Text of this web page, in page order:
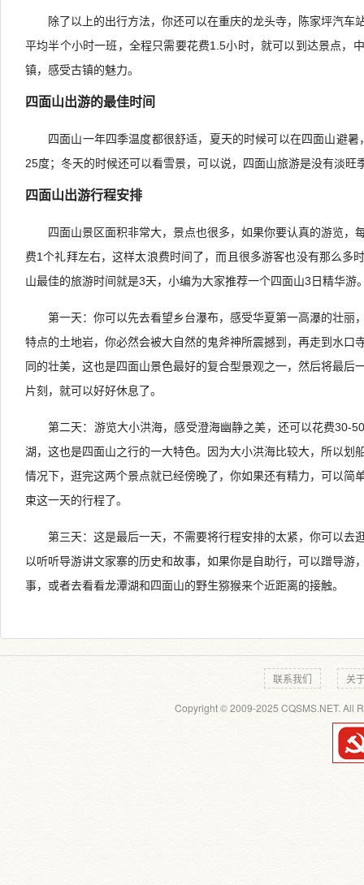
除了以上的出行方法，你还可以在重庆的龙头寺，陈家坪汽车
平均半个小时一班，全程只需要花费1.5小时，就可以到达景点，
镇，感受古镇的魅力。
四面山出游的最佳时间
四面山一年四季温度都很舒适，夏天的时候可以在四面山避
25度；冬天的时候还可以看雪景，可以说，四面山旅游是没有淡旺
四面山出游行程安排
四面山景区面积非常大，景点也很多，如果你要认真的游览，
费1个礼拜左右，这样太浪费时间了，而且很多游客也没有那么多
山最佳的旅游时间就是3天，小编为大家推荐一个四面山3日精华游
第一天：你可以先去看望乡台瀑布，感受华夏第一高瀑的壮丽
特点的土地岩，你必然会被大自然的鬼斧神所震撼到，再走到水口
同的壮美，这也是四面山景色最好的复合型景观之一，然后将最后
片刻，就可以好好休息了。
第二天：游览大小洪海，感受澄海幽静之美，还可以花费30-
湖，这也是四面山之行的一大特色。因为大小洪海比较大，所以划
情况下，逛完这两个景点就已经傍晚了，你如果还有精力，可以简
束这一天的行程了。
第三天：这是最后一天，不需要将行程安排的太紧，你可以去
以听听导游讲文家寨的历史和故事，如果你是自助行，可以蹭导游
事，或者去看看龙潭湖和四面山的野生猕猴来个近距离的接触。
联系我们 关
Copyright © 2009-2025 CQSMS.NET. All